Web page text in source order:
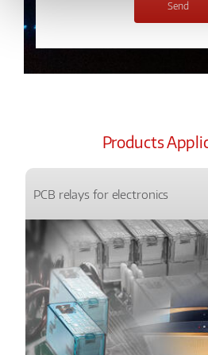
Products
PCB relays for electronics